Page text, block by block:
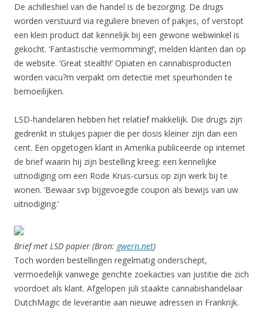
De achilleshiel van die handel is de bezorging. De drugs
worden verstuurd via reguliere brieven of pakjes, of verstopt
een klein product dat kennelijk bij een gewone webwinkel is
gekocht. ‘Fantastische vermomming!’, melden klanten dan op
de website. ‘Great stealth!’ Opiaten en cannabisproducten
worden vacu?m verpakt om detectie met speurhonden te
bemoeilijken.
LSD-handelaren hebben het relatief makkelijk. Die drugs zijn
gedrenkt in stukjes papier die per dosis kleiner zijn dan een
cent. Een opgetogen klant in Amerika publiceerde op internet
de brief waarin hij zijn bestelling kreeg: een kennelijke
uitnodiging om een Rode Kruis-cursus op zijn werk bij te
wonen. ‘Bewaar svp bijgevoegde coupon als bewijs van uw
uitnodiging.’
Brief met LSD papier (Bron: gwern.net)
Toch worden bestellingen regelmatig onderschept,
vermoedelijk vanwege gerichte zoekacties van justitie die zich
voordoet als klant. Afgelopen juli staakte cannabishandelaar
DutchMagic de leverantie aan nieuwe adressen in Frankrijk.